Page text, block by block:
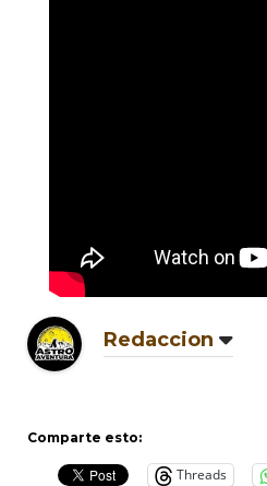
Redaccion
Comparte esto:
Threads